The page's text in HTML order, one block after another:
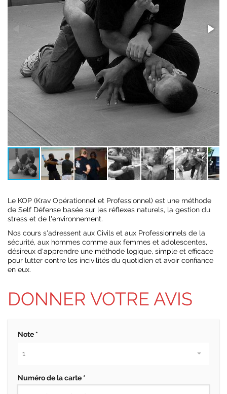
Le KOP (Krav Opérationnel et Professionnel) est une méthode
de Self Défense basée sur les réflexes naturels, la gestion du
stress et de l'environnement.
Nos cours s'adressent aux Civils et aux Professionnels de la
sécurité, aux hommes comme aux femmes et adolescentes,
désireux d'apprendre une méthode logique, simple et efficace
pour lutter contre les incivilités du quotidien et avoir confiance
en eux.
DONNER VOTRE AVIS
Note *
Numéro de la carte *